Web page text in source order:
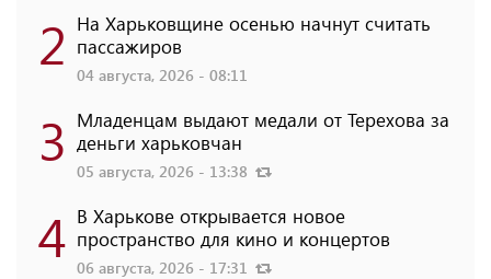
2 На Харьковщине осенью начнут считать
пассажиров
04 августа, 2026 - 08:11
3 Младенцам выдают медали от Терехова за
деньги харьковчан
05 августа, 2026 - 13:38
4 В Харькове открывается новое
пространство для кино и концертов
06 августа, 2026 - 17:31